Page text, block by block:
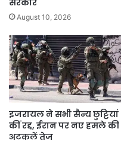
August 10, 2026
इजरायल ने सभी सैन्य छुट्टियां
कीं रद्द, ईरान पर नए हमले की
अटकलें तेज